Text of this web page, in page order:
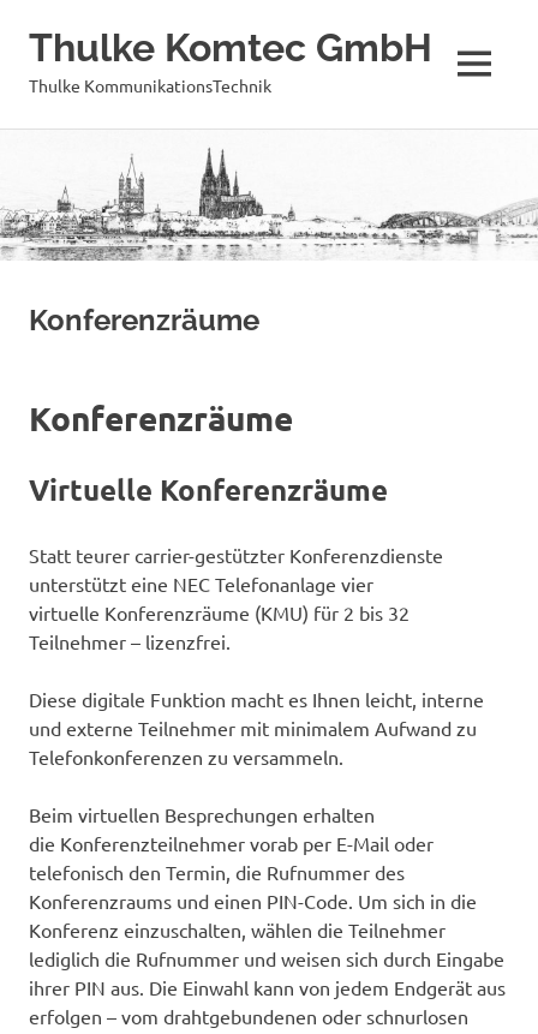
springen
Thulke Komtec GmbH
Thulke KommunikationsTechnik MENÜ
Konferenzräume
Konferenzräume
Virtuelle Konferenzräume
Statt teurer carrier-gestützter Konferenzdienste
unterstützt eine NEC Telefonanlage vier
virtuelle Konferenzräume (KMU) für 2 bis 32
Teilnehmer – lizenzfrei.
Diese digitale Funktion macht es Ihnen leicht, interne
und externe Teilnehmer mit minimalem Aufwand zu
Telefonkonferenzen zu versammeln.
Beim virtuellen Besprechungen erhalten
die Konferenzteilnehmer vorab per E-Mail oder
telefonisch den Termin, die Rufnummer des
Konferenzraums und einen PIN-Code. Um sich in die
Konferenz einzuschalten, wählen die Teilnehmer
lediglich die Rufnummer und weisen sich durch Eingabe
ihrer PIN aus. Die Einwahl kann von jedem Endgerät aus
erfolgen – vom drahtgebundenen oder schnurlosen